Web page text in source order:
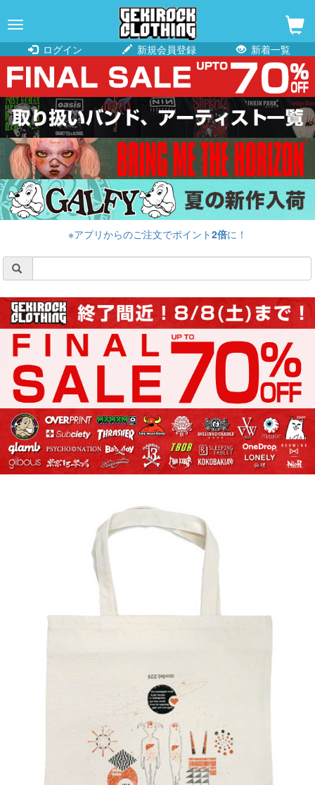
navigation
ログイン
新規会員登録 新着一覧
※アプリからのご注文でポイント2倍に！